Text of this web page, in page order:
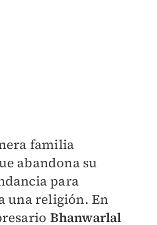
familia
abandona su
para
una religión. En
Bhanwarlal